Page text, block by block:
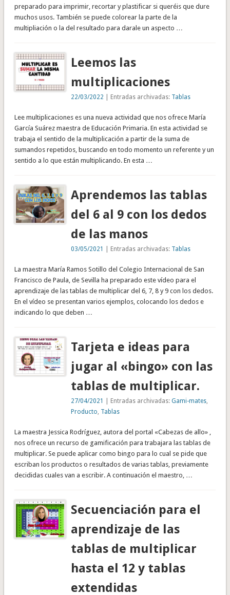
preparado para imprimir, recortar y plastificar si queréis que dure
muchos usos. También se puede colorear la parte de la
multipliación o la del resultado para darale un aspecto …
Leemos las
multiplicaciones
22/03/2022 | Entradas archivadas: Tablas
Lee multiplicaciones es una nueva actividad que nos ofrece María
García Suárez maestra de Educación Primaria. En esta actividad se
trabaja el sentido de la multiplicación a partir de la suma de
sumandos repetidos, buscando en todo momento un referente y un
sentido a lo que están multiplicando. En esta …
Aprendemos las tablas
del 6 al 9 con los dedos
de las manos
03/05/2021 | Entradas archivadas: Tablas
La maestra María Ramos Sotillo del Colegio Internacional de San
Francisco de Paula, de Sevilla ha preparado este vídeo para el
aprendizaje de las tablas de multiplicar del 6, 7, 8 y 9 con los dedos.
En el vídeo se presentan varios ejemplos, colocando los dedos e
indicando lo que deben …
Tarjeta e ideas para
jugar al «bingo» con las
tablas de multiplicar.
27/04/2021 | Entradas archivadas:Gami-mates
Producto Tablas
La maestra Jessica Rodríguez, autora del portal «Cabezas de allo» ,
nos ofrece un recurso de gamificación para trabajara las tablas de
multiplicar. Se puede aplicar como bingo para lo cual se pide que
escriban los productos o resultados de varias tablas, previamente
decididas cuales van a escribir. A continuación el maestro, …
Secuenciación para el
aprendizaje de las
tablas de multiplicar
hasta el 12 y tablas
extendidas